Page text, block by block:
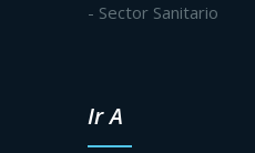
- Sector Sanitario
Ir A